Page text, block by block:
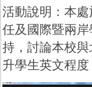
活動說明：本
任及國際暨兩
持，討論本校
升學生英文程